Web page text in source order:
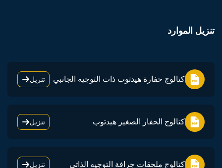
تنزيل الموارد
كتالوج حفارة هيدتوب ذات التوجيه الجانبي تنزيل
كتالوج الحفار الصغير هيدتوب تنزيل
كتالوج ملحقات جرافة التوجيه الذاتي تنزيل